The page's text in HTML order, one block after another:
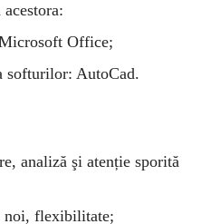
Office;
softurilor: AutoCad.
analiză şi atenție sporită
noi, flexibilitate;